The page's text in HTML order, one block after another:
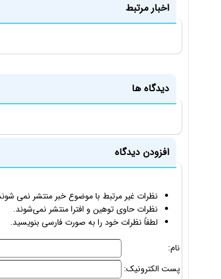
اخبار مرتبط
دیدگاه ها
افزودن دیدگاه
نظرات غیر مرتبط با موضوع خبر منتشر نمی
نظرات حاوی توهین و افترا منتشر نمی‌شوند.
لطفاً نظرات خود را به صورت فارسی بنویسید.
نام:
پست الکترونیک: